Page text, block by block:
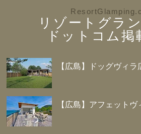
リゾートグラ
ドットコム掲
【広島】ドッグヴィラ
【広島】アフェットヴ